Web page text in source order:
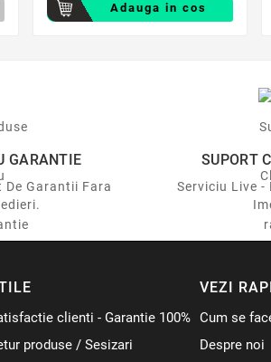
Adauga in cos
GARANTIE
De Garantii Fara
SUPORT
Serviciu Live -
clienti - Garantie 100%
produse / Sesizari
VEZI
Cum se
Despre noi